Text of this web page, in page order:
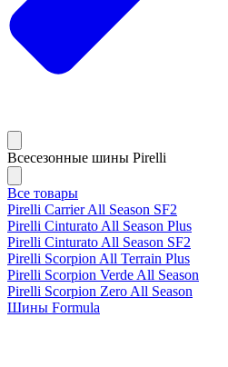
Всесезонные шины Pirelli
Все товары
Pirelli Carrier All Season SF2
Pirelli Cinturato All Season Plus
Pirelli Cinturato All Season SF2
Pirelli Scorpion All Terrain Plus
Pirelli Scorpion Verde All Season
Pirelli Scorpion Zero All Season
Шины Formula